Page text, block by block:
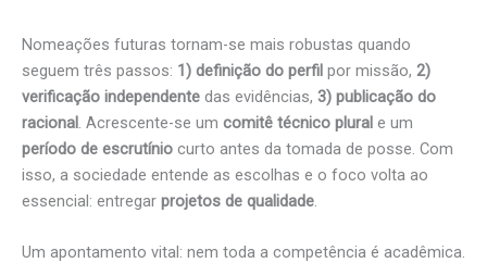
Nomeações futuras tornam-se mais robustas quando
seguem três passos: 1) definição do perfil por missão, 2)
verificação independente das evidências, 3) publicação do
racional . Acrescente-se um comitê técnico plural e um
período de escrutínio curto antes da tomada de posse. Com
isso, a sociedade entende as escolhas e o foco volta ao
essencial: entregar projetos de qualidade
Um apontamento vital: nem toda a competência é acadêmica.